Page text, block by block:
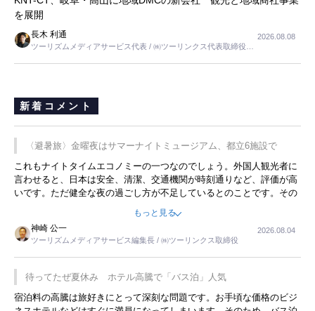
を展開
長木 利通
ツーリズムメディアサービス代表 / ㈱ツーリンクス代表取締役社
2026.08.08
新着コメント
〈避暑旅〉金曜夜はサマーナイトミュージアム、都立6施設で
これもナイトタイムエコノミーの一つなのでしょう。外国人観光者に
言わせると、日本は安全、清潔、交通機関が時刻通りなど、評価が高
いです。ただ健全な夜の過ごし方が不足しているとのことです。その
ような意味で、金曜夜にこのようなイベントが行われれば、日本人に
限らず外国人にとっても楽しみが増えるでしょうね。
もっと見る
神崎 公一
ツーリズムメディアサービス編集長 / ㈱ツーリンクス取締役
2026.08.04
待ってたぜ夏休み ホテル高騰で「バス泊」人気
宿泊料の高騰は旅好きにとって深刻な問題です。お手頃な価格のビジ